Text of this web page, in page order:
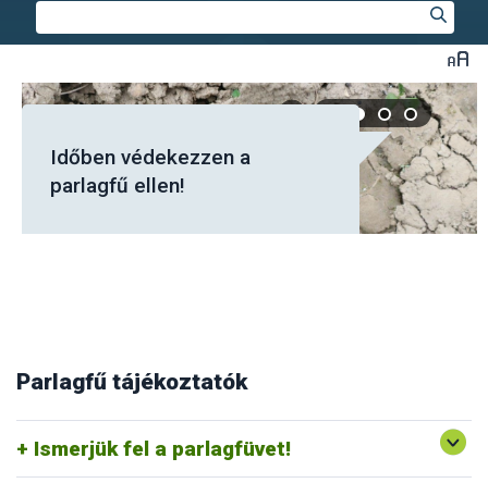
Vedd fel a harcot!
Parlagfű tájékoztatók
Ismerjük fel a parlagfüvet!
Ismerjük fel a parlagfüvet! -Tájékoztató anyag